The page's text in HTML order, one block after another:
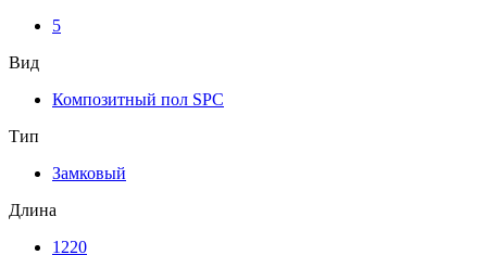
5
Вид
Композитный пол SPC
Тип
Замковый
Длина
1220